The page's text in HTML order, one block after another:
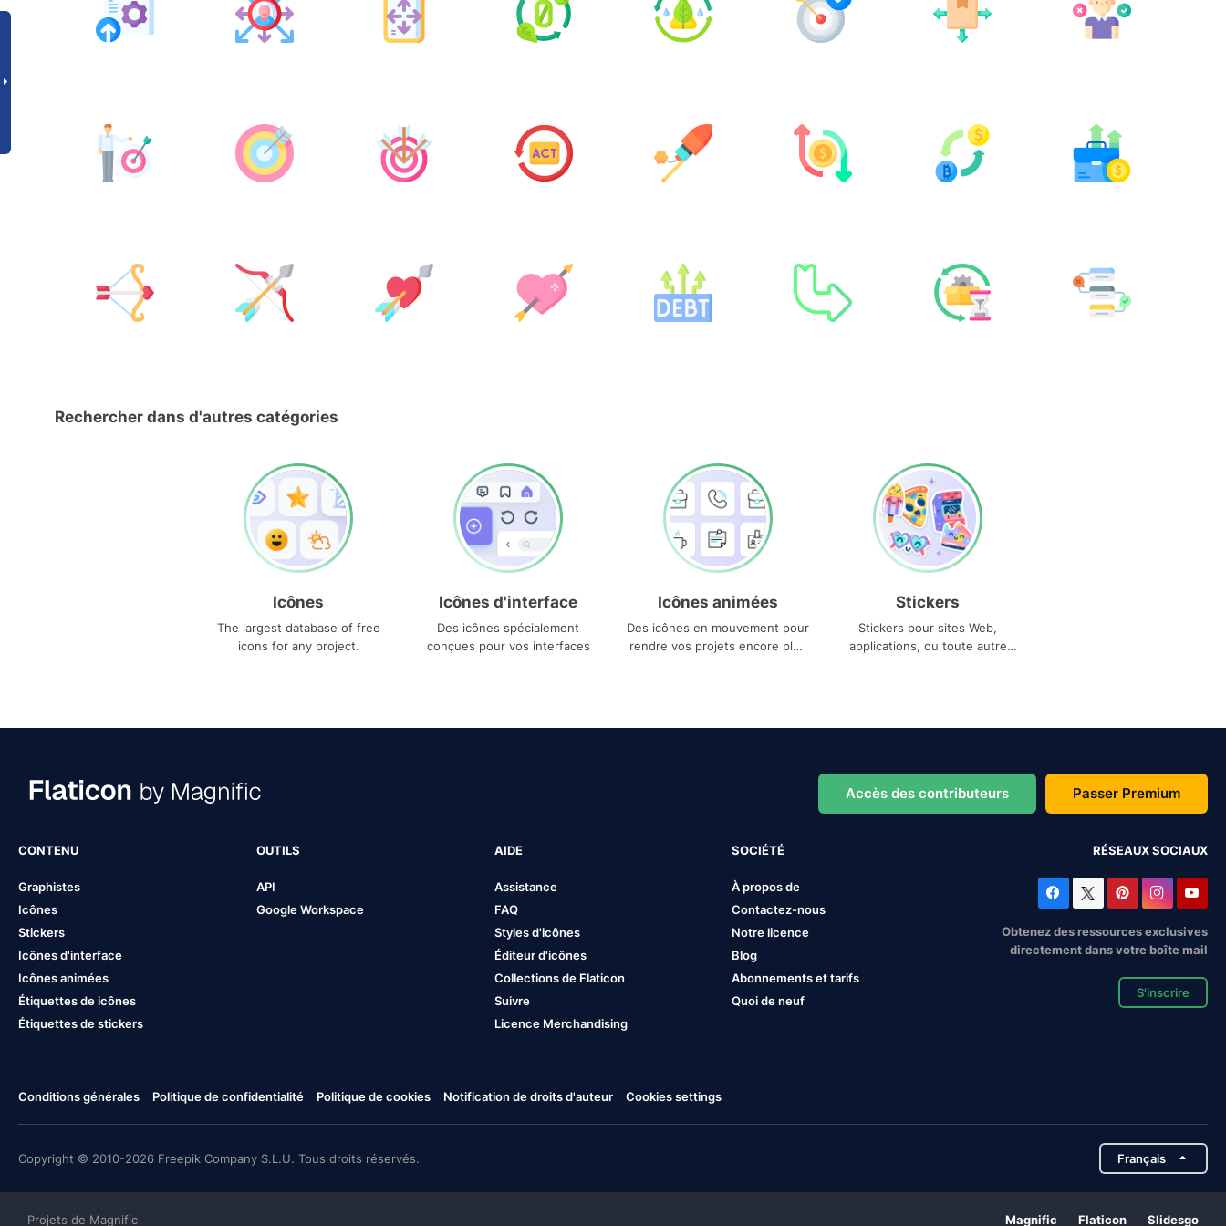
Rechercher dans d'autres catégories
Icônes
The largest database of free
icons for any project.
Icônes d'interface
Des icônes spécialement
conçues pour vos interfaces
Icônes animées
Des icônes en mouvement pour
rendre vos projets encore plus
Stickers
Stickers pour sites Web,
applications, ou toute autre
Accès des contributeurs Passer Premium
CONTENU
Graphistes
Icônes
Stickers
Icônes d'interface
Icônes animées
Étiquettes de icônes
Étiquettes de stickers
OUTILS
API
Google Workspace
AIDE
Assistance
FAQ
Styles d'icônes
Éditeur d'icônes
Collections de Flaticon
Suivre
Licence Merchandising
SOCIÉTÉ
À propos de
Contactez-nous
Notre licence
Blog
Abonnements et tarifs
Quoi de neuf
RÉSEAUX SOCIAUX
Obtenez des ressources exclusives
directement dans votre boîte mail
S'inscrire
Conditions générales Politique de confidentialité Politique de cookies Notification de droits d'auteur Cookies settings
Copyright © 2010-2026 Freepik Company S.L.U. Tous droits réservés. Français
Projets de Magnific Magnific Flaticon Slidesgo